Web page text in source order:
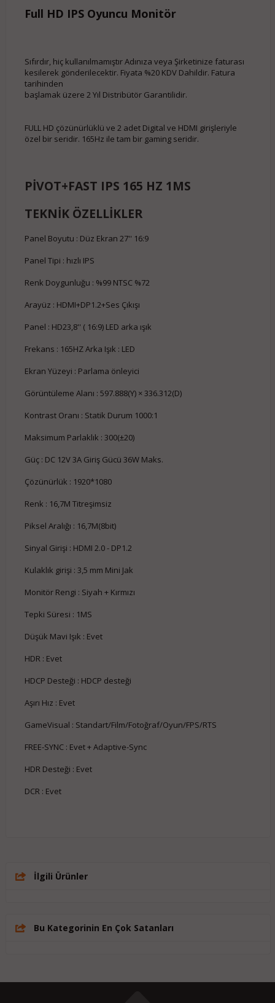
Full HD IPS Oyuncu Monitör
Sıfırdır, hiç kullanılmamıştır Adınıza veya Şirketinize faturası
kesilerek gönderilecektir. Fiyata %20 KDV Dahildir. Fatura
tarihinden
başlamak üzere 2 Yıl Distribütör Garantilidir.
FULL HD çözünürlüklü ve 2 adet Digital ve HDMI girişleriyle
özel bir seridir. 165Hz ile tam bir gaming seridir.
PİVOT+FAST IPS 165 HZ 1MS
TEKNİK ÖZELLİKLER
Panel Boyutu : Düz Ekran 27'' 16:9
Panel Tipi : hızlı IPS
Renk Doygunluğu : %99 NTSC %72
Arayüz : HDMI+DP1.2+Ses Çıkışı
Panel : HD23,8'' ( 16:9) LED arka ışık
Frekans : 165HZ Arka Işık : LED
Ekran Yüzeyi : Parlama önleyici
Görüntüleme Alanı : 597.888(Y) × 336.312(D)
Kontrast Oranı : Statik Durum 1000:1
Maksimum Parlaklık : 300(±20)
Güç : DC 12V 3A Giriş Gücü 36W Maks.
Çözünürlük : 1920*1080
Renk : 16,7M Titreşimsiz
Piksel Aralığı : 16,7M(8bit)
Sinyal Girişi : HDMI 2.0 - DP1.2
Kulaklık girişi : 3,5 mm Mini Jak
Monitör Rengi : Siyah + Kırmızı
Tepki Süresi : 1MS
Düşük Mavi Işık : Evet
HDR : Evet
HDCP Desteği : HDCP desteği
Aşırı Hız : Evet
GameVisual : Standart/Film/Fotoğraf/Oyun/FPS/RTS
FREE-SYNC : Evet + Adaptive-Sync
HDR Desteği : Evet
DCR : Evet
İlgili Ürünler
Bu Kategorinin En Çok Satanları